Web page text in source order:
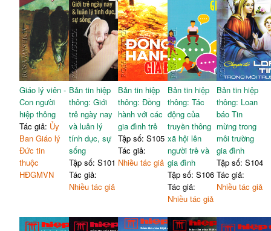
Giáo lý viên -
Con người
hiệp thông
Tác giả: Ủy
Ban Giáo lý
Đức tin
thuộc
HĐGMVN
Bản tin hiệp
thông: Giới
trẻ ngày nay
và luân lý
tính dục, sự
sống
Tập số: S101
Tác giả:
Nhiều tác giả
Bản tin hiệp
thông: Đồng
hành với các
gia đình trẻ
Tập số: S105
Tác giả:
Nhiều tác giả
Bản tin hiệp
thông: Tác
động của
truyền thông
xã hội lên
người trẻ và
gia đình
Tập số: S106
Tác giả:
Nhiều tác giả
Bản tin hiệp
thông: Loan
báo Tin
mừng trong
môi trường
gia đình
Tập số: S104
Tác giả:
Nhiều tác giả